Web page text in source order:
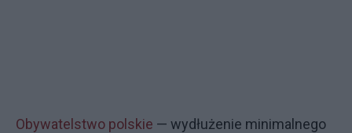
Obywatelstwo polskie — wydłużenie minimalnego